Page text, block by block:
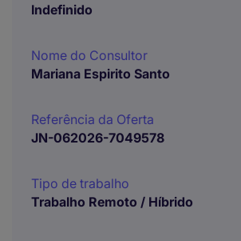
Indefinido
Nome do Consultor
Mariana Espirito Santo
Referência da Oferta
JN-062026-7049578
Tipo de trabalho
Trabalho Remoto / Híbrido